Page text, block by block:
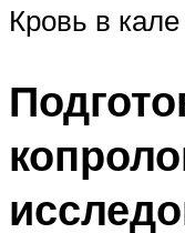
Кровь в кале